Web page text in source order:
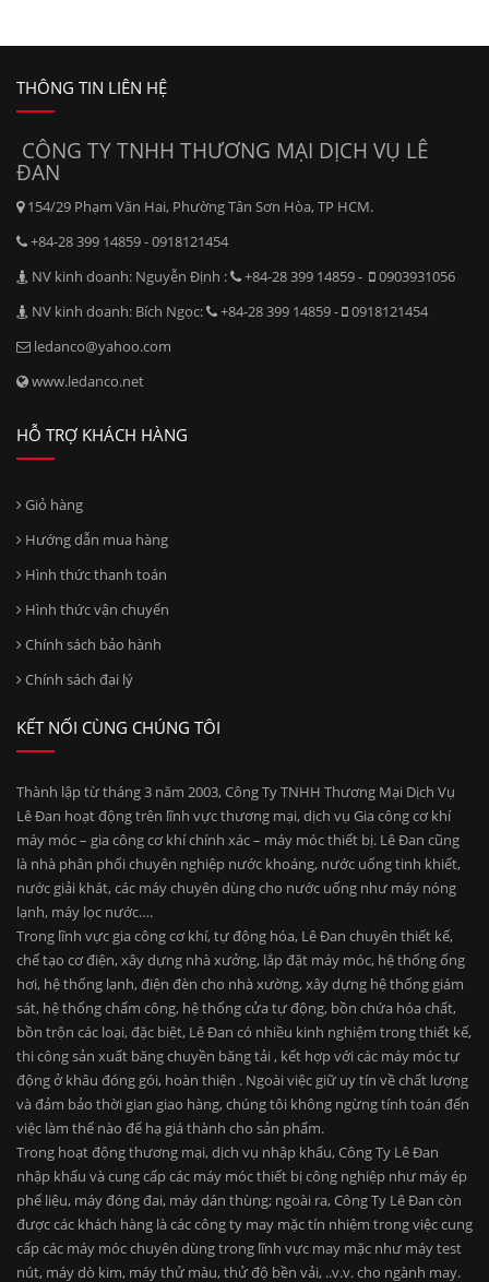
THÔNG TIN LIÊN HỆ
CÔNG TY TNHH THƯƠNG MẠI DỊCH VỤ LÊ
ĐAN
154/29 Phạm Văn Hai, Phường Tân Sơn Hòa, TP HCM.
+84-28 399 14859 - 0918121454
NV kinh doanh: Nguyễn Định :
+84-28 399 14859 -
0903931056
NV kinh doanh: Bích Ngọc:
+84-28 399 14859 -
0918121454
ledanco@yahoo.com
www.ledanco.net
HỖ TRỢ KHÁCH HÀNG
Giỏ hàng
Hướng dẫn mua hàng
Hình thức thanh toán
Hình thức vận chuyển
Chính sách bảo hành
Chính sách đại lý
KẾT NỐI CÙNG CHÚNG TÔI
Thành lập từ tháng 3 năm 2003, Công Ty TNHH Thương Mại Dịch Vụ
Lê Đan hoạt động trên lĩnh vực thương mại, dịch vụ Gia công cơ khí
máy móc – gia công cơ khí chính xác – máy móc thiết bị. Lê Đan cũng
là nhà phân phối chuyên nghiệp nước khoáng, nước uống tinh khiết,
nước giải khát, các máy chuyên dùng cho nước uống như máy nóng
lạnh, máy lọc nước….
Trong lĩnh vực gia công cơ khí, tự động hóa, Lê Đan chuyên thiết kế,
chế tạo cơ điện, xây dựng nhà xưởng, lắp đặt máy móc, hệ thống ống
hơi, hệ thống lạnh, điện đèn cho nhà xường, xây dựng hệ thống giám
sát, hệ thống chấm công, hệ thống cửa tự động, bồn chứa hóa chất,
bồn trộn các loại, đặc biệt, Lê Đan có nhiều kinh nghiệm trong thiết kế,
thi công sản xuất băng chuyền băng tải , kết hợp với các máy móc tự
động ở khâu đóng gói, hoàn thiện . Ngoài việc giữ uy tín về chất lượng
và đảm bảo thời gian giao hàng, chúng tôi không ngừng tính toán đến
việc làm thế nào để hạ giá thành cho sản phẩm.
Trong hoạt động thương mại, dịch vụ nhập khẩu, Công Ty Lê Đan
nhập khẩu và cung cấp các máy móc thiết bị công nghiệp như máy ép
phế liệu, máy đóng đai, máy dán thùng; ngoài ra, Công Ty Lê Đan còn
được các khách hàng là các công ty may mặc tín nhiệm trong việc cung
cấp các máy móc chuyên dùng trong lĩnh vực may mặc như máy test
nút, máy dò kim, máy thử màu, thử độ bền vải, ..v.v. cho ngành may.